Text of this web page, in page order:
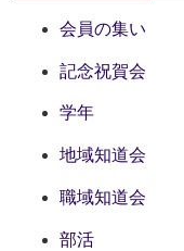
会員の集い
記念祝賀会
学年
地域知道会
職域知道会
部活